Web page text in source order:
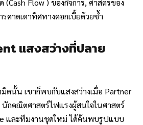
(Cash Flow ) ของกิจการ, ศาสตร์ของ
คาดเดาทิศทางดอกเบี้ยด้วยซ้ำ
แสงสว่างที่ปลาย
ดนั้น เขาก็พบกับแสงสว่างเมื่อ Partner
นักคณิตศาสตร์ไฟแรงผู้สนใจในศาสตร์
และทีมงานชุดใหม่ ได้ค้นพบรูปแบบ